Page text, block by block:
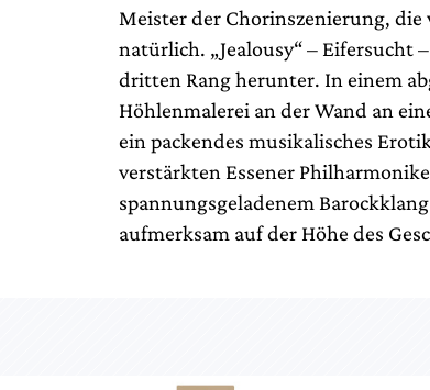
Meister der Chorinszenierung,
natürlich. „Jealousy“ – Eifersucht
dritten Rang herunter. In einem
Höhlenmalerei an der Wand an
ein packendes musikalisches
verstärkten Essener
spannungsgeladenem
aufmerksam auf der Höhe des